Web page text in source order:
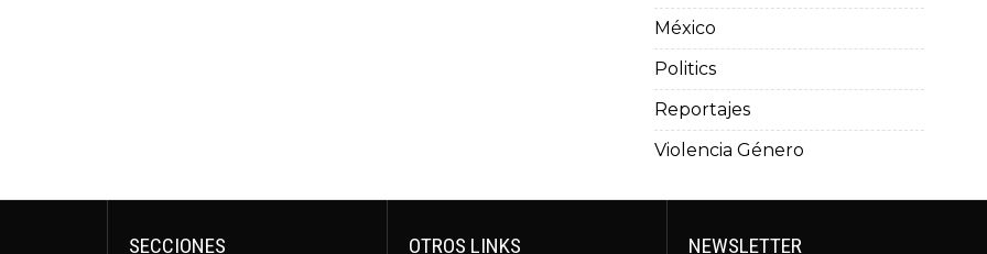
México
Politics
Reportajes
Violencia Género
SECCIONES OTROS LINKS NEWSLETTER